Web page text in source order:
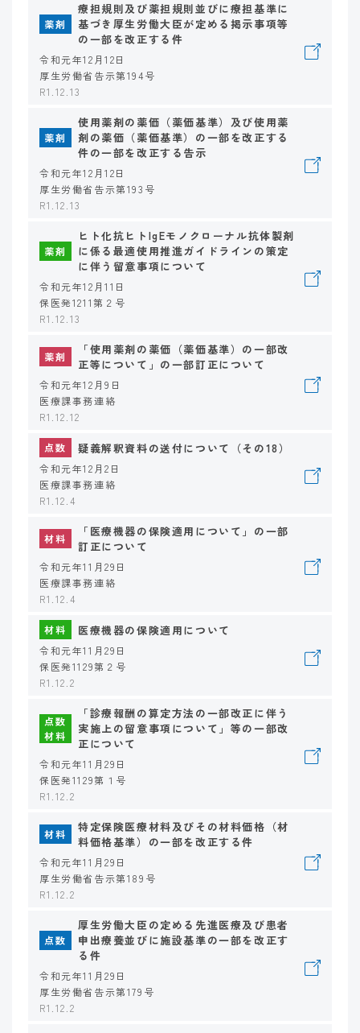
薬剤
療担規則及び薬担規則並びに療担基準に
基づき厚生労働大臣が定める掲示事項等
の一部を改正する件
令和元年12月12日
厚生労働省告示第194号
R1.12.13
薬剤
使用薬剤の薬価（薬価基準）及び使用薬
剤の薬価（薬価基準）の一部を改正する
件の一部を改正する告示
令和元年12月12日
厚生労働省告示第193号
R1.12.13
薬剤
ヒト化抗ヒトIgEモノクローナル抗体製剤
に係る最適使用推進ガイドラインの策定
に伴う留意事項について
令和元年12月11日
保医発1211第２号
R1.12.13
薬剤
「使用薬剤の薬価（薬価基準）の一部改
正等について」の一部訂正について
令和元年12月9日
医療課事務連絡
R1.12.12
点数 疑義解釈資料の送付について（その18）
令和元年12月2日
医療課事務連絡
R1.12.4
材料
「医療機器の保険適用について」の一部
訂正について
令和元年11月29日
医療課事務連絡
R1.12.4
材料 医療機器の保険適用について
令和元年11月29日
保医発1129第２号
R1.12.2
点数
材料
「診療報酬の算定方法の一部改正に伴う
実施上の留意事項について」等の一部改
正について
令和元年11月29日
保医発1129第１号
R1.12.2
材料
特定保険医療材料及びその材料価格（材
料価格基準）の一部を改正する件
令和元年11月29日
厚生労働省告示第189号
R1.12.2
点数
厚生労働大臣の定める先進医療及び患者
申出療養並びに施設基準の一部を改正す
る件
令和元年11月29日
厚生労働省告示第179号
R1.12.2